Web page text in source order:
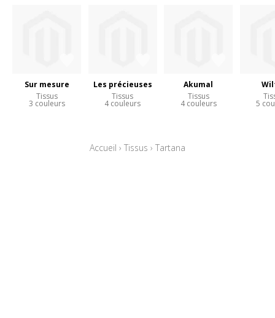
Sur mesure
Tissus
3 couleurs
Les précieuses
Tissus
4 couleurs
Akumal
Tissus
4 couleurs 5
Accueil › Tissus › Tartana